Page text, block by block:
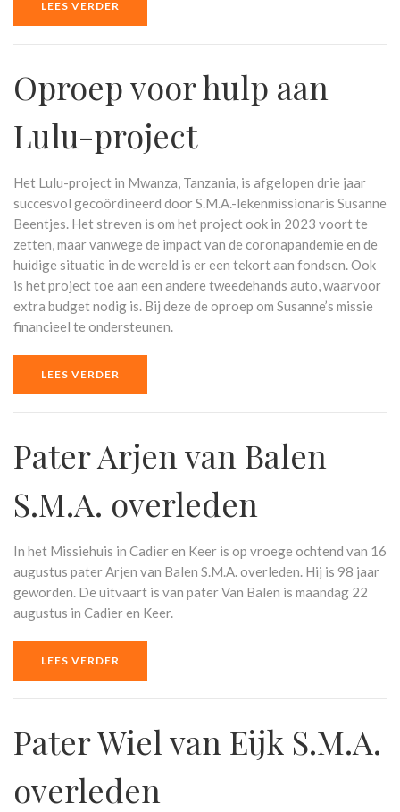
LEES VERDER
Oproep voor hulp aan
Lulu-project
Het Lulu-project in Mwanza, Tanzania, is afgelopen drie jaar
succesvol gecoördineerd door S.M.A.-lekenmissionaris Susanne
Beentjes. Het streven is om het project ook in 2023 voort te
zetten, maar vanwege de impact van de coronapandemie en de
huidige situatie in de wereld is er een tekort aan fondsen. Ook
is het project toe aan een andere tweedehands auto, waarvoor
extra budget nodig is. Bij deze de oproep om Susanne’s missie
financieel te ondersteunen.
LEES VERDER
Pater Arjen van Balen
S.M.A. overleden
In het Missiehuis in Cadier en Keer is op vroege ochtend van 16
augustus pater Arjen van Balen S.M.A. overleden. Hij is 98 jaar
geworden. De uitvaart is van pater Van Balen is maandag 22
augustus in Cadier en Keer.
LEES VERDER
Pater Wiel van Eijk S.M.A.
overleden